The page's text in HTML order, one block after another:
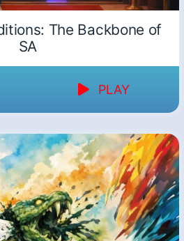
The Backbone of
SA
PLAY